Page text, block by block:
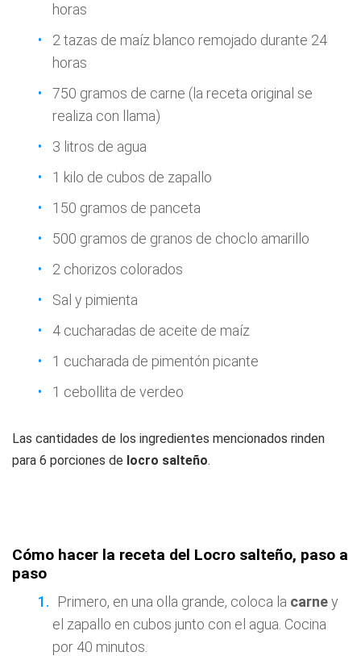
horas
2 tazas de maíz blanco remojado durante 24
horas
750 gramos de carne (la receta original se
realiza con llama)
3 litros de agua
1 kilo de cubos de zapallo
150 gramos de panceta
500 gramos de granos de choclo amarillo
2 chorizos colorados
Sal y pimienta
4 cucharadas de aceite de maíz
1 cucharada de pimentón picante
1 cebollita de verdeo
Las cantidades de los ingredientes mencionados rinden
para 6 porciones de locro salteño.
Cómo hacer la receta del Locro salteño, paso a
paso
Primero, en una olla grande, coloca la carney
el zapallo en cubos junto con el agua. Cocina
por 40 minutos.